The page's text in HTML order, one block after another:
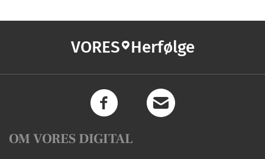
VORES Herfølge
OM VORES DIGITAL